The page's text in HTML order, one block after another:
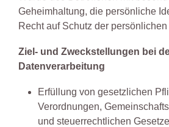
Geheimhaltung, die persönliche
Recht auf Schutz der
Ziel- und Zweckstellungen bei
Datenverarbeitung
Erfüllung von gesetzlichen
Verordnungen,
und steuerrechtlichen